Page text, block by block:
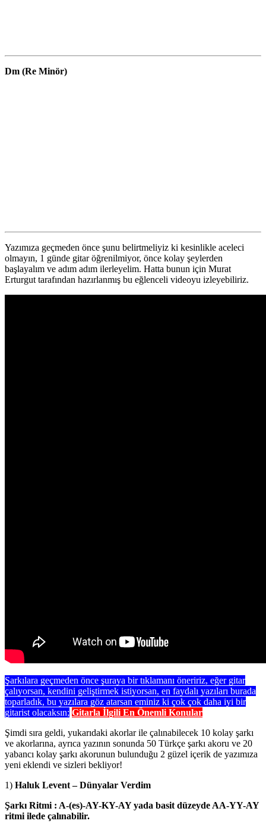
Dm (Re Minör)
Yazımıza geçmeden önce şunu belirtmeliyiz ki kesinlikle aceleci
olmayın, 1 günde gitar öğrenilmiyor, önce kolay şeylerden
başlayalım ve adım adım ilerleyelim. Hatta bunun için Murat
Erturgut tarafından hazırlanmış bu eğlenceli videoyu izleyebiliriz.
Şarkılara geçmeden önce şuraya bir tıklamanı öneririz, eğer gitar
çalıyorsan, kendini geliştirmek istiyorsan, en faydalı yazıları burada
toparladık, bu yazılara göz atarsan eminiz ki çok çok daha iyi bir
gitarist olacaksın; Gitarla İlgili En Önemli Konular
Şimdi sıra geldi, yukarıdaki akorlar ile çalınabilecek 10 kolay şarkı
ve akorlarına, ayrıca yazının sonunda 50 Türkçe şarkı akoru ve 20
yabancı kolay şarkı akorunun bulunduğu 2 güzel içerik de yazımıza
yeni eklendi ve sizleri bekliyor!
1) Haluk Levent – Dünyalar Verdim
Şarkı Ritmi : A-(es)-AY-KY-AY yada basit düzeyde AA-YY-AY
ritmi ilede çalınabilir.